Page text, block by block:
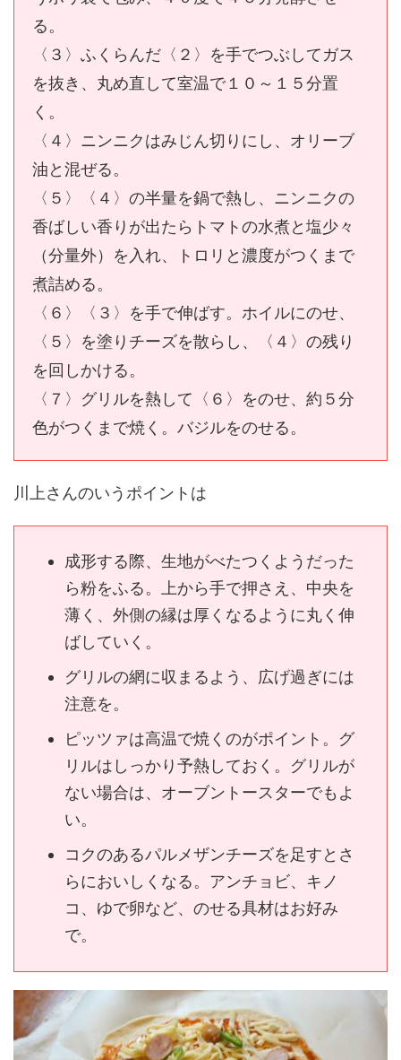
る。
〈３〉ふくらんだ〈２〉を手でつぶしてガス
を抜き、丸め直して室温で１０～１５分置
く。
〈４〉ニンニクはみじん切りにし、オリーブ
油と混ぜる。
〈５〉〈４〉の半量を鍋で熱し、ニンニクの
香ばしい香りが出たらトマトの水煮と塩少々
（分量外）を入れ、トロリと濃度がつくまで
煮詰める。
〈６〉〈３〉を手で伸ばす。ホイルにのせ、
〈５〉を塗りチーズを散らし、〈４〉の残り
を回しかける。
〈７〉グリルを熱して〈６〉をのせ、約５分
色がつくまで焼く。バジルをのせる。
川上さんのいうポイントは
成形する際、生地がべたつくようだった
ら粉をふる。上から手で押さえ、中央を
薄く、外側の縁は厚くなるように丸く伸
ばしていく。
グリルの網に収まるよう、広げ過ぎには
注意を。
ピッツァは高温で焼くのがポイント。グ
リルはしっかり予熱しておく。グリルが
ない場合は、オーブントースターでもよ
い。
コクのあるパルメザンチーズを足すとさ
らにおいしくなる。アンチョビ、キノ
コ、ゆで卵など、のせる具材はお好み
で。